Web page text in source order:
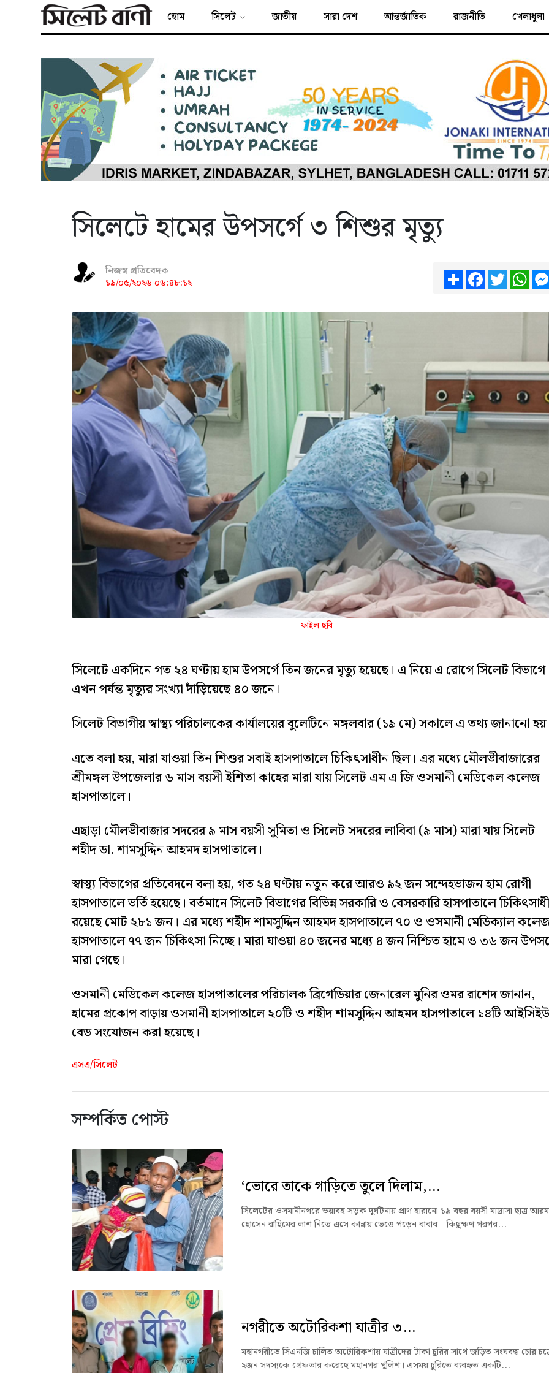
হোম সিলেট জাতীয় সারা দেশ আন্তর্জাতিক রাজনীতি খেলাধুলা
সিলেটে হামের উপসর্গে ৩ শিশুর মৃত্যু
নিজস্ব প্রতিবেদক
১৯/০৫/২০২৬ ০৬:৪৮:১২
ShareFacebook
Twitter
ফাইল ছবি
সিলেটে একদিনে গত ২৪ ঘণ্টায় হাম উপসর্গে তিন জনের মৃত্যু হয়েছে। এ নিয়ে এ রোগে সিলেট বিভাগে
এখন পর্যন্ত মৃত্যুর সংখ্যা দাঁড়িয়েছে ৪০ জনে।
সিলেট বিভাগীয় স্বাস্থ্য পরিচালকের কার্যালয়ের বুলেটিনে মঙ্গলবার (১৯ মে) সকালে এ তথ্য জানানো
এতে বলা হয়, মারা যাওয়া তিন শিশুর সবাই হাসপাতালে চিকিৎসাধীন ছিল। এর মধ্যে মৌলভীবাজারের
শ্রীমঙ্গল উপজেলার ৬ মাস বয়সী ইশিতা কাহের মারা যায় সিলেট এম এ জি ওসমানী মেডিকেল কলেজ
হাসপাতালে।
এছাড়া মৌলভীবাজার সদরের ৯ মাস বয়সী সুমিতা ও সিলেট সদরের লাবিবা (৯ মাস) মারা যায় সিলেট
শহীদ ডা. শামসুদ্দিন আহমদ হাসপাতালে।
স্বাস্থ্য বিভাগের প্রতিবেদনে বলা হয়, গত ২৪ ঘণ্টায় নতুন করে আরও ৯২ জন সন্দেহভাজন হাম রোগী
হাসপাতালে ভর্তি হয়েছে। বর্তমানে সিলেট বিভাগের বিভিন্ন সরকারি ও বেসরকারি হাসপাতালে
রয়েছে মোট ২৮১ জন। এর মধ্যে শহীদ শামসুদ্দিন আহমদ হাসপাতালে ৭০ ও ওসমানী মেডিক্যাল
হাসপাতালে ৭৭ জন চিকিৎসা নিচ্ছে। মারা যাওয়া ৪০ জনের মধ্যে ৪ জন নিশ্চিত হামে ও ৩৬ জন
মারা গেছে।
ওসমানী মেডিকেল কলেজ হাসপাতালের পরিচালক ব্রিগেডিয়ার জেনারেল মুনির ওমর রাশেদ জানান,
হামের প্রকোপ বাড়ায় ওসমানী হাসপাতালে ২০টি ও শহীদ শামসুদ্দিন আহমদ হাসপাতালে ১৪টি আইসিইউ
বেড সংযোজন করা হয়েছে।
এসএ/সিলেট
সম্পর্কিত পোস্ট
‘ভোরে তাকে গাড়িতে তুলে দিলাম,...
সিলেটের ওসমানীনগরে ভয়াবহ সড়ক দুর্ঘটনায় প্রাণ হারানো ১৯ বছর বয়সী মাদ্রাসা ছাত্র
হোসেন রাহিমের লাশ নিতে এসে কান্নায় ভেঙে পড়েন বাবাব। কিছুক্ষণ পরপর...
নগরীতে অটোরিকশা যাত্রীর ৩...
মহানগরীতে সিএনজি চালিত অটোরিকশায় যাত্রীদের টাকা চুরির সাথে জড়িত সংঘবদ্ধ চোর
২জন সদস্যকে গ্রেফতার করেছে মহানগর পুলিশ। এসময় চুরিতে ব্যবহৃত একটি...